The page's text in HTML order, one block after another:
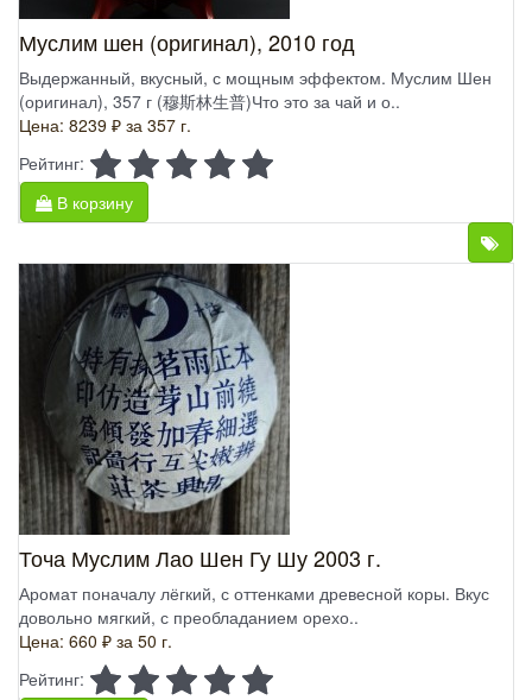
Муслим шен (оригинал), 2010 год
Выдержанный, вкусный, с мощным эффектом. Муслим Шен
(оригинал), 357 г (穆斯林生普)Что это за чай и о..
Цена: 8239 ₽ за 357 г.
Рейтинг:
В корзину
Точа Муслим Лао Шен Гу Шу 2003 г.
Аромат поначалу лёгкий, с оттенками древесной коры. Вкус
довольно мягкий, с преобладанием орехо..
Цена: 660 ₽ за 50 г.
Рейтинг: